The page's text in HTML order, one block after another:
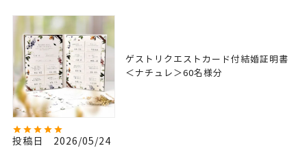
ゲストリクエストカード付結婚証明書
＜ナチュレ＞60名様分
投稿日 2026/05/24